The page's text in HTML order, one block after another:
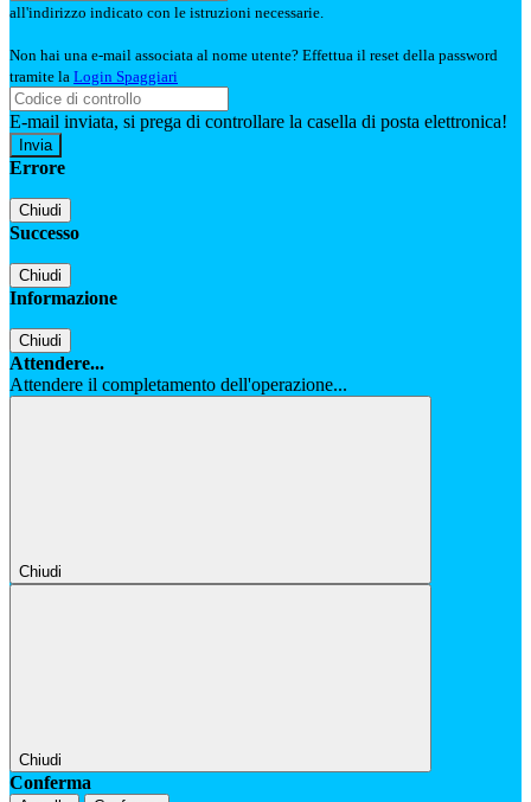
all'indirizzo indicato con le istruzioni necessarie.
Non hai una e-mail associata al nome utente? Effettua il reset della password
tramite la Login Spaggiari
E-mail inviata, si prega di controllare la casella di posta elettronica!
Errore
Chiudi
Successo
Chiudi
Informazione
Chiudi
Attendere...
Attendere il completamento dell'operazione...
Chiudi
Chiudi
Conferma